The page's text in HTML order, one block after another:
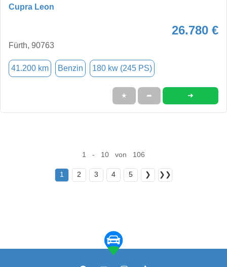
Cupra Leon
26.780 €
Fürth, 90763
41.200 km Benzin 180 kw (245 PS)
★ ➦ ➜
1 - 10 von 106
1 2 3 4 5 ❯ ❯❯